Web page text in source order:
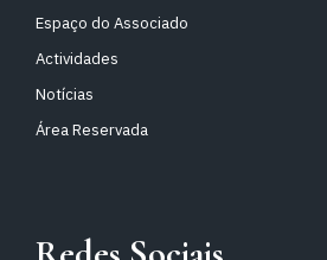
Espaço do Associado
Actividades
Notícias
Área Reservada